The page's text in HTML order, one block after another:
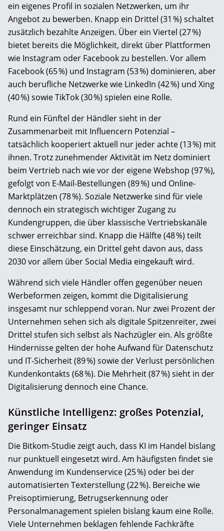
ein eigenes Profil in sozialen Netzwerken, um ihr
Angebot zu bewerben. Knapp ein Drittel (31 %) schaltet
zusätzlich bezahlte Anzeigen. Über ein Viertel (27 %)
bietet bereits die Möglichkeit, direkt über Plattformen
wie Instagram oder Facebook zu bestellen. Vor allem
Facebook (65 %) und Instagram (53 %) dominieren, aber
auch berufliche Netzwerke wie LinkedIn (42 %) und Xing
(40 %) sowie TikTok (30 %) spielen eine Rolle.
Rund ein Fünftel der Händler sieht in der
Zusammenarbeit mit Influencern Potenzial –
tatsächlich kooperiert aktuell nur jeder achte (13 %) mit
ihnen. Trotz zunehmender Aktivität im Netz dominiert
beim Vertrieb nach wie vor der eigene Webshop (97 %),
gefolgt von E-Mail-Bestellungen (89 %) und Online-
Marktplätzen (78 %). Soziale Netzwerke sind für viele
dennoch ein strategisch wichtiger Zugang zu
Kundengruppen, die über klassische Vertriebskanäle
schwer erreichbar sind. Knapp die Hälfte (48 %) teilt
diese Einschätzung, ein Drittel geht davon aus, dass
2030 vor allem über Social Media eingekauft wird.
Während sich viele Händler offen gegenüber neuen
Werbeformen zeigen, kommt die Digitalisierung
insgesamt nur schleppend voran. Nur zwei Prozent der
Unternehmen sehen sich als digitale Spitzenreiter, zwei
Drittel stufen sich selbst als Nachzügler ein. Als größte
Hindernisse gelten der hohe Aufwand für Datenschutz
und IT-Sicherheit (89 %) sowie der Verlust persönlichen
Kundenkontakts (68 %). Die Mehrheit (87 %) sieht in der
Digitalisierung dennoch eine Chance.
Künstliche Intelligenz: großes Potenzial,
geringer Einsatz
Die Bitkom-Studie zeigt auch, dass KI im Handel bislang
nur punktuell eingesetzt wird. Am häufigsten findet sie
Anwendung im Kundenservice (25 %) oder bei der
automatisierten Texterstellung (22 %). Bereiche wie
Preisoptimierung, Betrugserkennung oder
Personalmanagement spielen bislang kaum eine Rolle.
Viele Unternehmen beklagen fehlende Fachkräfte